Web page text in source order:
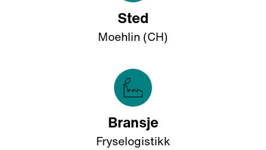
Sted
Moehlin (CH)
Bransje
Fryselogistikk